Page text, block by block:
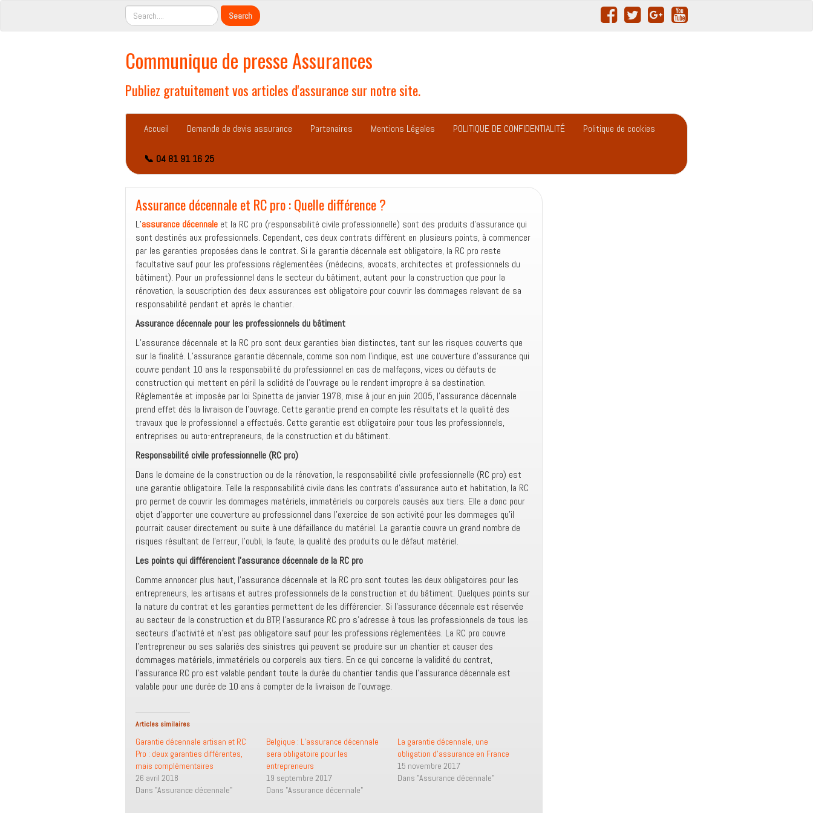
Communique de presse Assurances
Publiez gratuitement vos articles d'assurance sur notre site.
Accueil Demande de devis assurance Partenaires Mentions Légales POLITIQUE DE CONFIDENTIALITÉ Politique de cookies
📞 04 81 91 16 25
Assurance décennale et RC pro : Quelle différence ?
L’assurance décennale et la RC pro (responsabilité civile professionnelle) sont des produits d’assurance qui
sont destinés aux professionnels. Cependant, ces deux contrats diffèrent en plusieurs points, à commencer
par les garanties proposées dans le contrat. Si la garantie décennale est obligatoire, la RC pro reste
facultative sauf pour les professions réglementées (médecins, avocats, architectes et professionnels du
bâtiment). Pour un professionnel dans le secteur du bâtiment, autant pour la construction que pour la
rénovation, la souscription des deux assurances est obligatoire pour couvrir les dommages relevant de sa
responsabilité pendant et après le chantier.
Assurance décennale pour les professionnels du bâtiment
L’assurance décennale et la RC pro sont deux garanties bien distinctes, tant sur les risques couverts que
sur la finalité. L’assurance garantie décennale, comme son nom l’indique, est une couverture d’assurance qui
couvre pendant 10 ans la responsabilité du professionnel en cas de malfaçons, vices ou défauts de
construction qui mettent en péril la solidité de l’ouvrage ou le rendent impropre à sa destination.
Réglementée et imposée par loi Spinetta de janvier 1978, mise à jour en juin 2005, l’assurance décennale
prend effet dès la livraison de l’ouvrage. Cette garantie prend en compte les résultats et la qualité des
travaux que le professionnel a effectués. Cette garantie est obligatoire pour tous les professionnels,
entreprises ou auto-entrepreneurs, de la construction et du bâtiment.
Responsabilité civile professionnelle (RC pro)
Dans le domaine de la construction ou de la rénovation, la responsabilité civile professionnelle (RC pro) est
une garantie obligatoire. Telle la responsabilité civile dans les contrats d’assurance auto et habitation, la RC
pro permet de couvrir les dommages matériels, immatériels ou corporels causés aux tiers. Elle a donc pour
objet d’apporter une couverture au professionnel dans l’exercice de son activité pour les dommages qu’il
pourrait causer directement ou suite à une défaillance du matériel. La garantie couvre un grand nombre de
risques résultant de l’erreur, l’oubli, la faute, la qualité des produits ou le défaut matériel.
Les points qui différencient l’assurance décennale de la RC pro
Comme annoncer plus haut, l’assurance décennale et la RC pro sont toutes les deux obligatoires pour les
entrepreneurs, les artisans et autres professionnels de la construction et du bâtiment. Quelques points sur
la nature du contrat et les garanties permettent de les différencier. Si l’assurance décennale est réservée
au secteur de la construction et du BTP, l’assurance RC pro s’adresse à tous les professionnels de tous les
secteurs d’activité et n’est pas obligatoire sauf pour les professions réglementées. La RC pro couvre
l’entrepreneur ou ses salariés des sinistres qui peuvent se produire sur un chantier et causer des
dommages matériels, immatériels ou corporels aux tiers. En ce qui concerne la validité du contrat,
l’assurance RC pro est valable pendant toute la durée du chantier tandis que l’assurance décennale est
valable pour une durée de 10 ans à compter de la livraison de l’ouvrage.
Articles similaires
Garantie décennale artisan et RC
Pro : deux garanties différentes,
mais complémentaires
26 avril 2018
Dans "Assurance décennale"
Belgique : L’assurance décennale
sera obligatoire pour les
entrepreneurs
19 septembre 2017
Dans "Assurance décennale"
La garantie décennale, une
obligation d’assurance en France
15 novembre 2017
Dans "Assurance décennale"